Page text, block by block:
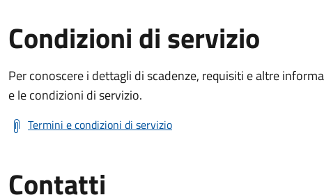
Condizioni di servizio
Per conoscere i dettagli di scadenze, requisiti e altre
e le condizioni di servizio.
Termini e condizioni di servizio
Contatti